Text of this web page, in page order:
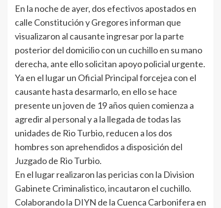
En la noche de ayer, dos efectivos apostados en
calle Constitución y Gregores informan que
visualizaron al causante ingresar por la parte
posterior del domicilio con un cuchillo en su mano
derecha, ante ello solicitan apoyo policial urgente.
Ya en el lugar un Oficial Principal forcejea con el
causante hasta desarmarlo, en ello se hace
presente un joven de 19 años quien comienza a
agredir al personal y a la llegada de todas las
unidades de Rio Turbio, reducen a los dos
hombres son aprehendidos a disposición del
Juzgado de Rio Turbio.
En el lugar realizaron las pericias con la Division
Gabinete Criminalistico, incautaron el cuchillo.
Colaborando la DIYN de la Cuenca Carbonifera en